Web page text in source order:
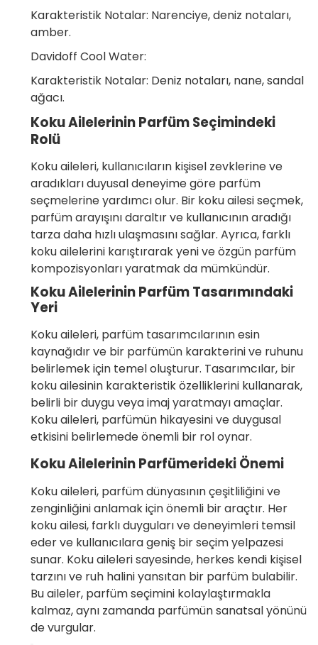
Karakteristik Notalar: Narenciye, deniz notaları,
amber.
Davidoff Cool Water:
Karakteristik Notalar: Deniz notaları, nane, sandal
ağacı.
Koku Ailelerinin Parfüm Seçimindeki
Rolü
Koku aileleri, kullanıcıların kişisel zevklerine ve
aradıkları duyusal deneyime göre parfüm
seçmelerine yardımcı olur. Bir koku ailesi seçmek,
parfüm arayışını daraltır ve kullanıcının aradığı
tarza daha hızlı ulaşmasını sağlar. Ayrıca, farklı
koku ailelerini karıştırarak yeni ve özgün parfüm
kompozisyonları yaratmak da mümkündür.
Koku Ailelerinin Parfüm Tasarımındaki
Yeri
Koku aileleri, parfüm tasarımcılarının esin
kaynağıdır ve bir parfümün karakterini ve ruhunu
belirlemek için temel oluşturur. Tasarımcılar, bir
koku ailesinin karakteristik özelliklerini kullanarak,
belirli bir duygu veya imaj yaratmayı amaçlar.
Koku aileleri, parfümün hikayesini ve duygusal
etkisini belirlemede önemli bir rol oynar.
Koku Ailelerinin Parfümerideki Önemi
Koku aileleri, parfüm dünyasının çeşitliliğini ve
zenginliğini anlamak için önemli bir araçtır. Her
koku ailesi, farklı duyguları ve deneyimleri temsil
eder ve kullanıcılara geniş bir seçim yelpazesi
sunar. Koku aileleri sayesinde, herkes kendi kişisel
tarzını ve ruh halini yansıtan bir parfüm bulabilir.
Bu aileler, parfüm seçimini kolaylaştırmakla
kalmaz, aynı zamanda parfümün sanatsal yönünü
de vurgular.